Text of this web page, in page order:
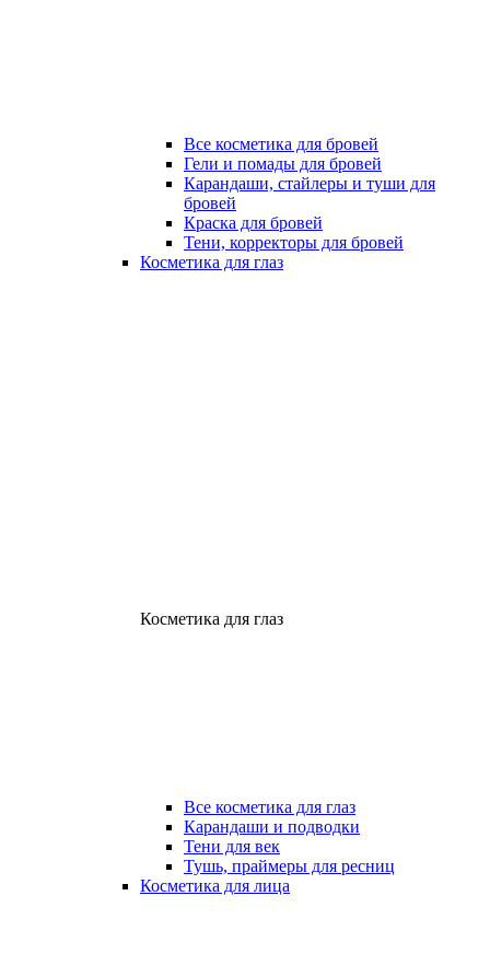
Все косметика для бровей
Гели и помады для бровей
Карандаши, стайлеры и туши для
бровей
Краска для бровей
Тени, корректоры для бровей
Косметика для глаз
Косметика для глаз
Все косметика для глаз
Карандаши и подводки
Тени для век
Тушь, праймеры для ресниц
Косметика для лица